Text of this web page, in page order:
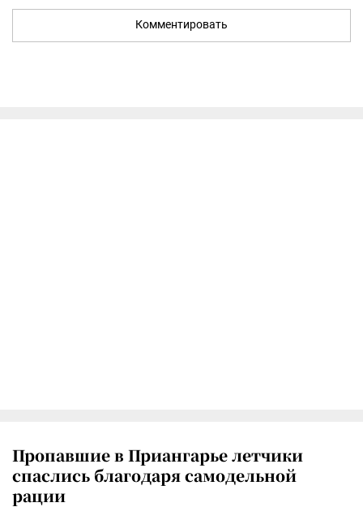
Комментировать
Пропавшие в Приангарье летчики
спаслись благодаря самодельной
рации